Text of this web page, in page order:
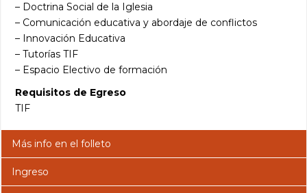
– Doctrina Social de la Iglesia
– Comunicación educativa y abordaje de conflictos
– Innovación Educativa
– Tutorías TIF
– Espacio Electivo de formación
Requisitos de Egreso
TIF
Más info en el folleto
Ingreso